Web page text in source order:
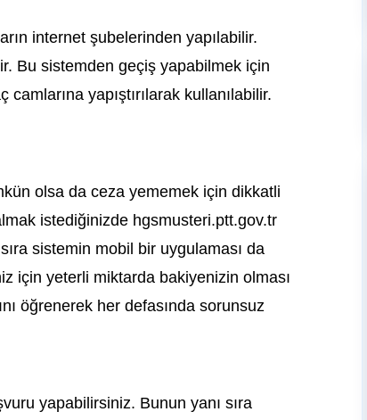
internet şubelerinden yapılabilir.
Bu sistemden geçiş yapabilmek için
yapıştırılarak kullanılabilir.
olsa da ceza yememek için dikkatli
istediğinizde hgsmusteri.ptt.gov.tr
sistemin mobil bir uygulaması da
için yeterli miktarda bakiyenizin olması
öğrenerek her defasında sorunsuz
yapabilirsiniz. Bunun yanı sıra